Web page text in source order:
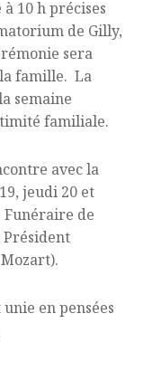
10 h précises
de Gilly,
sera
famille. La
semaine
familiale.
avec la
jeudi 20 et
Funéraire de
en pensées